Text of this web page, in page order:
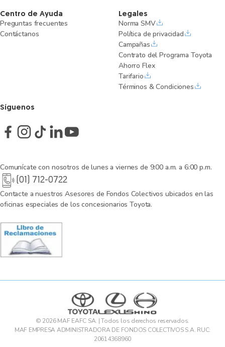
Centro de Ayuda
Preguntas frecuentes
Contáctanos
Legales
Norma SMV
Política de privacidad
Campañas
Contrato del Programa Toyota
Ahorro Flex
Tarifario
Términos & Condiciones
Síguenos
Comunícate con nosotros de lunes a viernes de 9:00 a.m. a 6:00 p.m.
(01) 712-0722
Contacte a nuestros Asesores de Fondos Colectivos ubicados en las
oficinas especiales de los concesionarios Toyota.
© 2026 MAF EAFC SA. | Todos los derechos reservados.
MAF EMPRESA ADMINISTRADORA DE FONDOS COLECTIVOS S.A. RUC:
20614368960